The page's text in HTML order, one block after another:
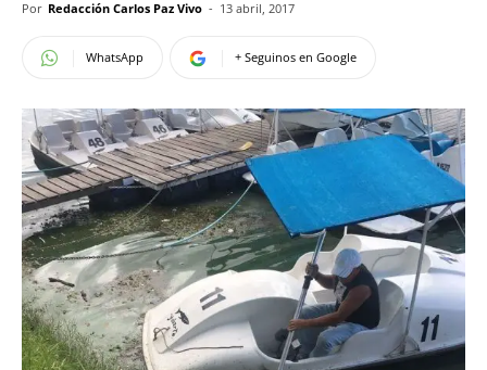
Por Redacción Carlos Paz Vivo - 13 abril, 2017
WhatsApp + Seguinos en Google